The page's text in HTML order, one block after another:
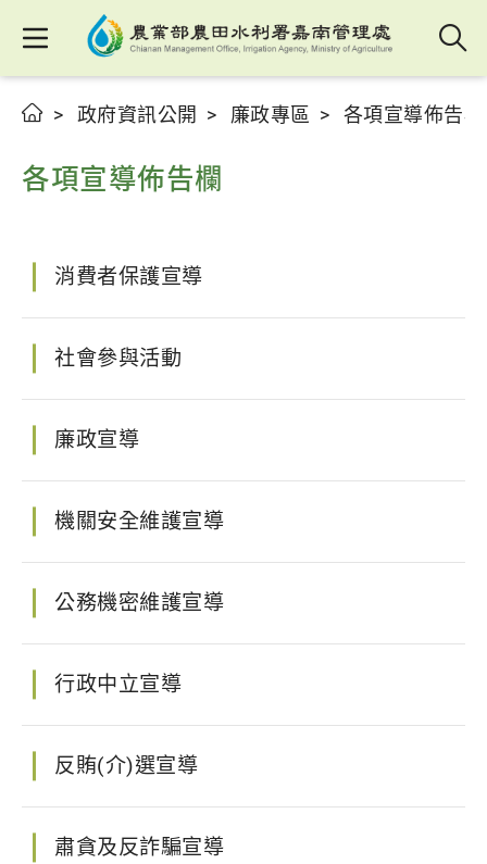
政府資訊公開 廉政專區 各項宣導佈告欄
各項宣導佈告欄
消費者保護宣導
社會參與活動
廉政宣導
機關安全維護宣導
公務機密維護宣導
行政中立宣導
反賄(介)選宣導
肅貪及反詐騙宣導